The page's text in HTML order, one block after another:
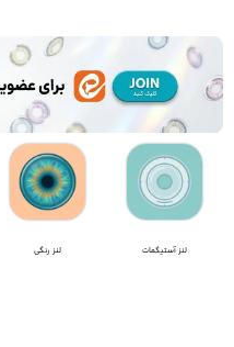
لنز آستیگمات لنز رنگی